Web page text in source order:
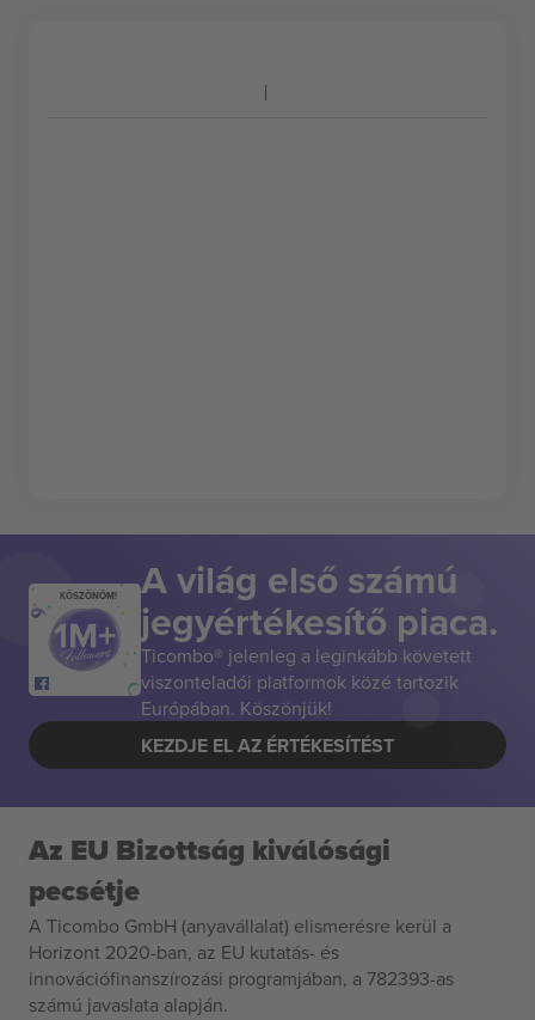
KÖSZÖNÖM! A világ első számú
jegyértékesítő piaca.
Ticombo® jelenleg a leginkább követett
viszonteladói platformok közé tartozik
Európában. Köszönjük!
KEZDJE EL AZ ÉRTÉKESÍTÉST
Az EU Bizottság kiválósági
pecsétje
A Ticombo GmbH (anyavállalat) elismerésre kerül a
Horizont 2020-ban, az EU kutatás- és
innovációfinanszírozási programjában, a 782393-as
számú javaslata alapján.